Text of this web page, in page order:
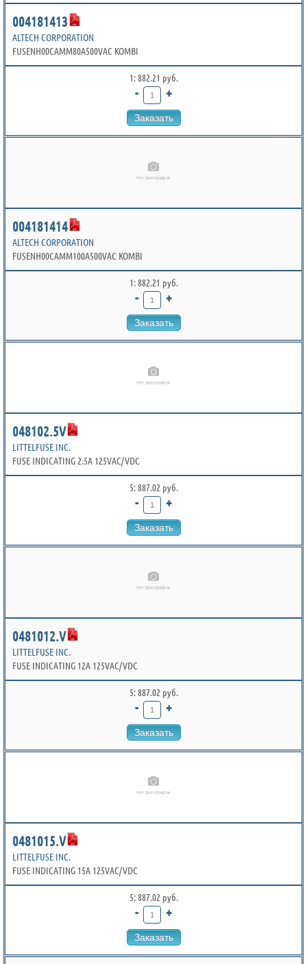
004181413
ALTECH CORPORATION
FUSENH00CAMM80A500VAC KOMBI
1: 882.21 руб.
- +
Заказать
004181414
ALTECH CORPORATION
FUSENH00CAMM100A500VAC KOMBI
1: 882.21 руб.
- +
Заказать
048102.5V
LITTELFUSE INC.
FUSE INDICATING 2.5A 125VAC/VDC
5: 887.02 руб.
- +
Заказать
0481012.V
LITTELFUSE INC.
FUSE INDICATING 12A 125VAC/VDC
5: 887.02 руб.
- +
Заказать
0481015.V
LITTELFUSE INC.
FUSE INDICATING 15A 125VAC/VDC
5: 887.02 руб.
- +
Заказать